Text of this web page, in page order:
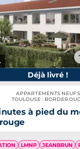
Déjà livré !
APPARTEMENTS NEUFS
TOULOUSE :
à pied du
LMNP JEANBRUN